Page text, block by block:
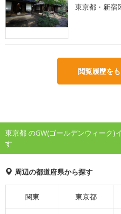
東京都・新宿
閲覧履歴を
東京都 のGW(ゴールデンウィーク)
す
周辺の都道府県から探す
関東 東京都